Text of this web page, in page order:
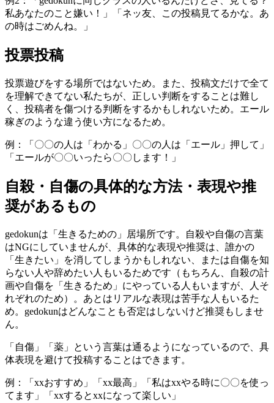
私あなたのこと嫌い！」「ネッ友、この投稿見てるかな。あ
の時はごめんね。」
投票投稿
投票遊びをする場所ではないため。また、投稿文だけで全て
を理解できてない私たちが、正しい判断をすることは難し
く、投稿者を傷つける判断をするかもしれないため。エール
稼ぎのような違う使い方になるため。
例：「〇〇の人は「わかる」〇〇の人は「エール」押して」
「エールが〇〇いったら〇〇します！」
自殺・自傷の具体的な方法・表現や推
奨があるもの
gedokunは「生きるための」居場所です。自殺や自傷の言葉
はNGにしていませんが、具体的な表現や推奨は、誰かの
「生きたい」を消してしまうかもしれない、または自傷を知
らない人や辞めたい人もいるためです（もちろん、自殺の計
画や自傷を「生きるため」にやっている人もいますが、人そ
れぞれのため）。あとはリアルな表現は苦手な人もいるた
め。gedokunはどんなことも否定はしないけど推奨もしませ
ん。
「自傷」「薬」という言葉は通るようになっているので、具
体表現を避けて投稿することはできます。
例：「xxおすすめ」「xx最高」「私はxxやる時に〇〇を使っ
てます」「xxするとxxになって楽しい」